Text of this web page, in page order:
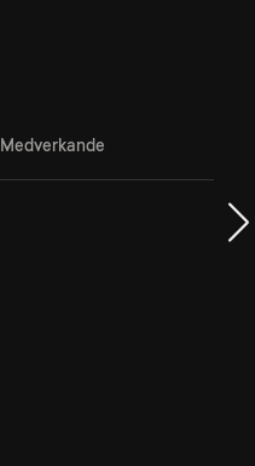
Medverkande